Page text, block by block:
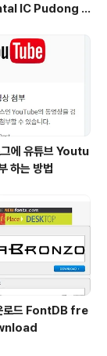
IC Pudong S
그에 유튜브 Youtu
하는 방법
로드 FontDB fre